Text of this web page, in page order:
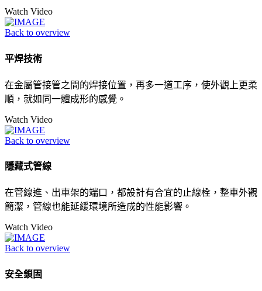
Watch Video
Back to overview
平焊技術
在金屬管接管之間的焊接位置，再多一道工序，使外觀上更柔
順，就如同一體成形的感覺。
Watch Video
Back to overview
隱藏式管線
在管線進、出車架的端口，都設計有合宜的止線栓，整車外觀
簡潔，管線也能延緩環境所造成的性能影響。
Watch Video
Back to overview
安全鎖固